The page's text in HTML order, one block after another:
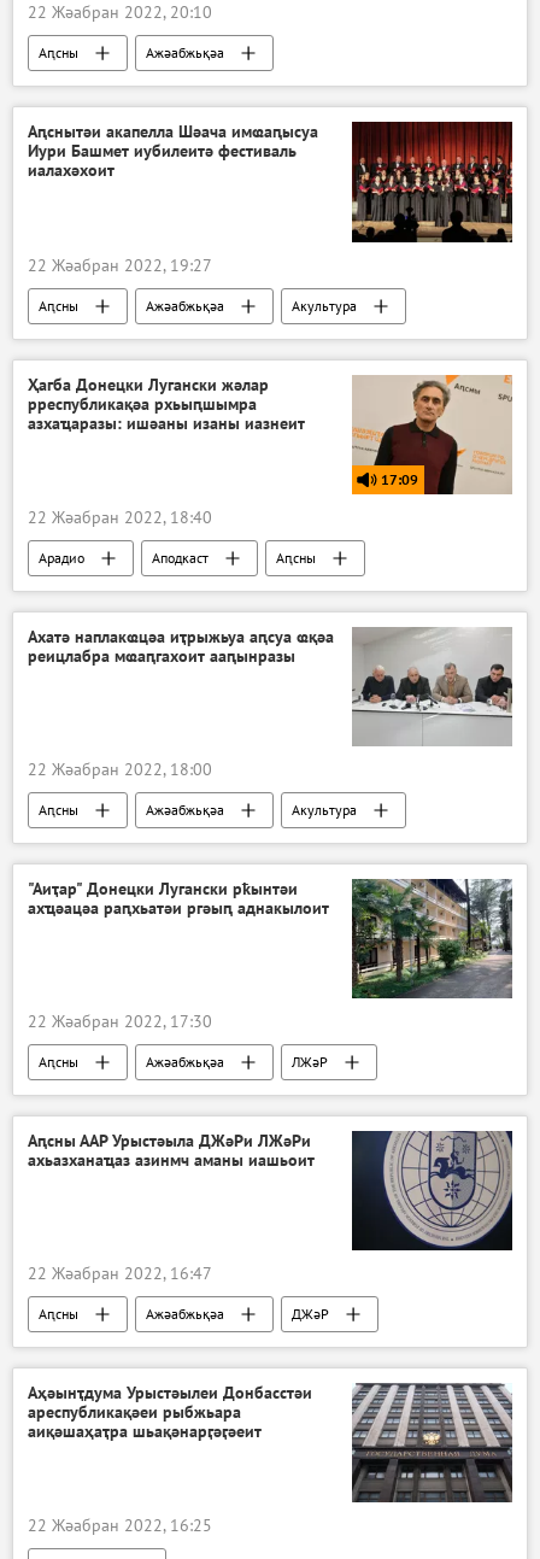
22 Жәабран 2022, 20:10
Аԥсны Ажәабжьқәа
Аԥснытәи акапелла Шәача имҩаԥысуа
Иури Башмет иубилеитә фестиваль
иалахәхоит
22 Жәабран 2022, 19:27
Аԥсны Ажәабжьқәа Акультура
Ҳагба Донецки Лугански жәлар
рреспубликақәа рхьыԥшымра
азхаҵаразы: ишәаны изаны иазнеит
17:09
22 Жәабран 2022, 18:40
Арадио Аподкаст Аԥсны
Ахатә наплакҩцәа иҭрыжьуа аԥсуа ҩқәа
реицлабра мҩаԥгахоит ааԥынразы
22 Жәабран 2022, 18:00
Аԥсны Ажәабжьқәа Акультура
"Аиҭар" Донецки Лугански рҟынтәи
ахҵәацәа раԥхьатәи ргәыԥ аднакылоит
22 Жәабран 2022, 17:30
Аԥсны Ажәабжьқәа
ЛЖәР
ДЖәР
Аԥсны ААР Урыстәыла ДЖәРи ЛЖәРи
ахьазханаҵаз азинмч аманы иашьоит
22 Жәабран 2022, 16:47
Аԥсны Ажәабжьқәа
ДЖәР
ЛЖәР
Украина
Аҳәынҭдума Урыстәылеи Донбасстәи
ареспубликақәеи рыбжьара
аиқәшаҳаҭра шьақәнарӷәӷәеит
22 Жәабран 2022, 16:25